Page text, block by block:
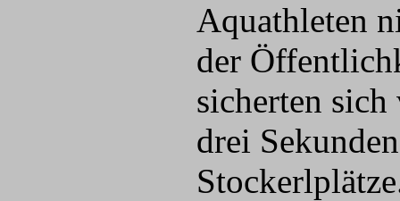
Aquathleten
der
sicherten
drei